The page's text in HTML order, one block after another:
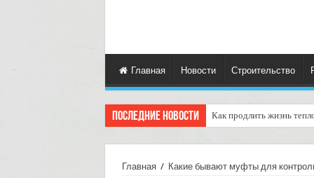
Главная Новости Строительство
Последние новости Как продлить жизнь
Горбыль как дрова:
Главная / Какие бывают муфты для